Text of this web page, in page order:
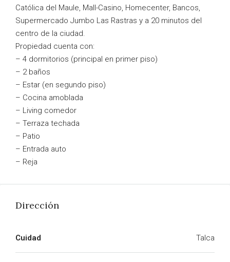
Católica del Maule, Mall-Casino, Homecenter, Bancos,
Supermercado Jumbo Las Rastras y a 20 minutos del
centro de la ciudad.
Propiedad cuenta con:
– 4 dormitorios (principal en primer piso)
– 2 baños
– Estar (en segundo piso)
– Cocina amoblada
– Living comedor
– Terraza techada
– Patio
– Entrada auto
– Reja
Dirección
Cuidad Talca